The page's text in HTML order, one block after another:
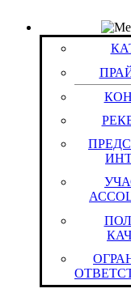
Группа: Security
Группы / Товары
Батарея